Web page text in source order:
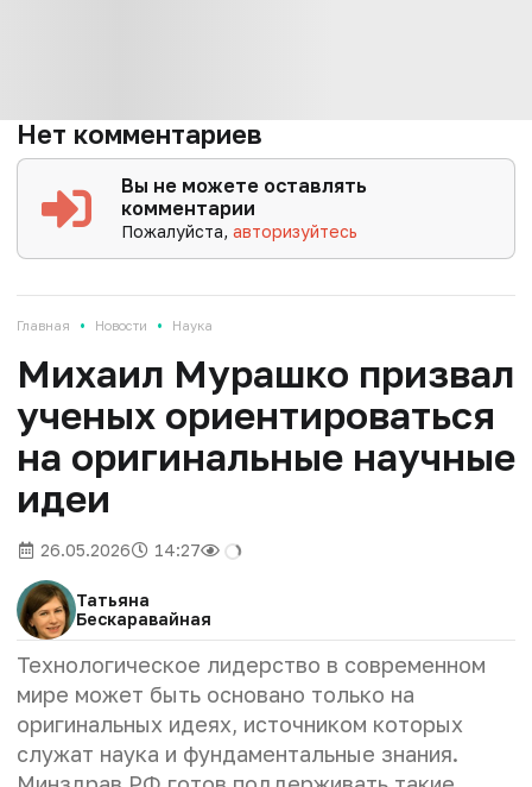
Нет комментариев
Вы не можете оставлять
комментарии
Пожалуйста,авторизуйтесь
Главная • Новости • Наука
Михаил Мурашко призвал
ученых ориентироваться
на оригинальные научные
идеи
26.05.2026 14:27
Татьяна
Бескаравайная
Технологическое лидерство в современном
мире может быть основано только на
оригинальных идеях, источником которых
служат наука и фундаментальные знания.